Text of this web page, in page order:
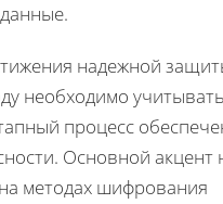
данные.
надежной
необходимо учитывать
процесс
Основной акцент
методах шифрования